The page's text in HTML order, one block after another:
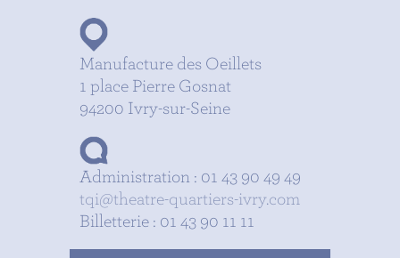
Manufacture des Oeillets
1 place Pierre Gosnat
94200 Ivry-sur-Seine
Administration : 01 43 90 49 49
tqi@theatre-quartiers-ivry.com
Billetterie : 01 43 90 11 11